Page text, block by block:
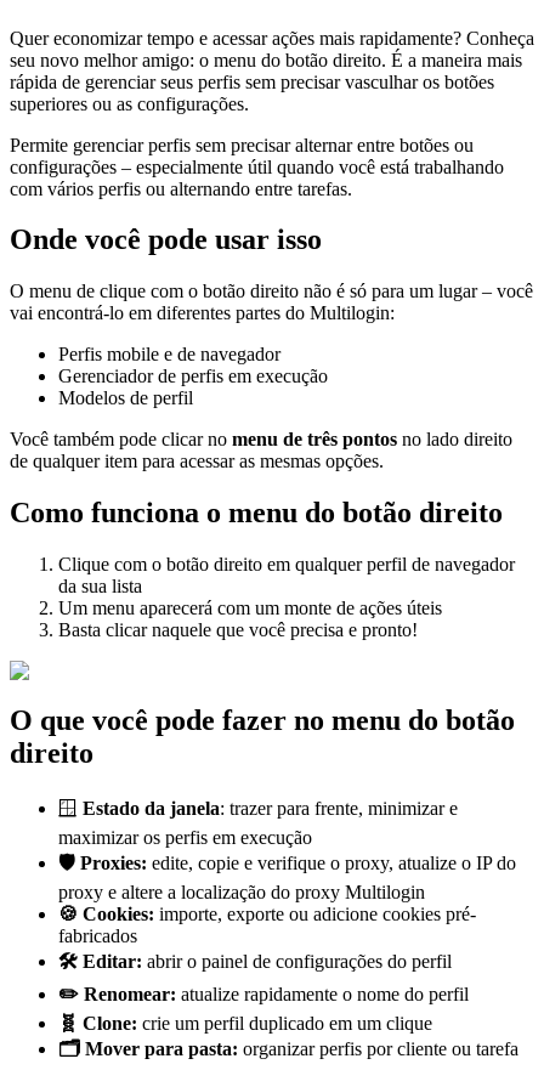
Quer economizar tempo e acessar ações mais rapidamente? Conheça
seu novo melhor amigo: o menu do botão direito. É a maneira mais
rápida de gerenciar seus perfis sem precisar vasculhar os botões
superiores ou as configurações.
Permite gerenciar perfis sem precisar alternar entre botões ou
configurações – especialmente útil quando você está trabalhando
com vários perfis ou alternando entre tarefas.
Onde você pode usar isso
O menu de clique com o botão direito não é só para um lugar – você
vai encontrá-lo em diferentes partes do Multilogin:
Perfis mobile e de navegador
Gerenciador de perfis em execução
Modelos de perfil
Você também pode clicar no menu de três pontos no lado direito
de qualquer item para acessar as mesmas opções.
Como funciona o menu do botão direito
Clique com o botão direito em qualquer perfil de navegador
da sua lista
Um menu aparecerá com um monte de ações úteis
Basta clicar naquele que você precisa e pronto!
O que você pode fazer no menu do botão
direito
🪟 Estado da janela: trazer para frente, minimizar e
maximizar os perfis em execução
🛡️ Proxies: edite, copie e verifique o proxy, atualize o IP do
proxy e altere a localização do proxy Multilogin
🍪 Cookies: importe, exporte ou adicione cookies pré-
fabricados
🛠️ Editar: abrir o painel de configurações do perfil
✏️ Renomear: atualize rapidamente o nome do perfil
🧬 Clone: crie um perfil duplicado em um clique
🗂️ Mover para pasta: organizar perfis por cliente ou tarefa